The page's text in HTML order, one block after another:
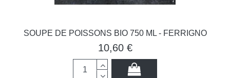
SOUPE DE POISSONS BIO 750 ML - FERRIGNO
10,60 €